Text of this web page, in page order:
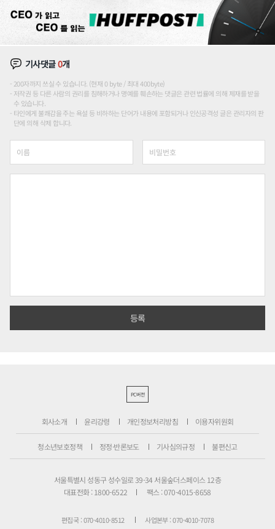
기사댓글0개
200자까지 쓰실 수 있습니다. (현재 0 byte / 최대 400byte)
저작권 등 다른 사람의 권리를 침해하거나 명예를 훼손하는 댓글은 관련 법률에 의해 제재를 받을
수 있습니다.
타인에게 불쾌감을 주는 욕설 등 비하하는 단어가 내용에 포함되거나 인신공격성 글은 관리자의 판
단에 의해 삭제 합니다.
PC버전
회사소개 윤리강령 개인정보처리방침 이용자위원회
청소년보호정책 정정·반론보도 기사심의규정 불편신고
서울특별시 성동구 성수일로 39-34 서울숲더스페이스 12층
대표전화 : 1800-6522
팩스 : 070-4015-8658
편집국 : 070-4010-8512
사업본부 : 070-4010-7078